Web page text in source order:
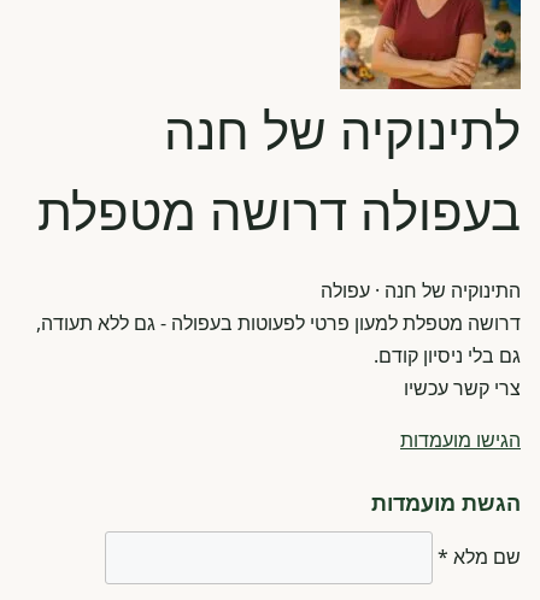
לתינוקיה של חנה
בעפולה דרושה מטפלת
התינוקיה של חנה · עפולה
דרושה מטפלת למעון פרטי לפעוטות בעפולה - גם ללא תעודה,
גם בלי ניסיון קודם.
צרי קשר עכשיו
הגישו מועמדות
הגשת מועמדות
שם מלא *